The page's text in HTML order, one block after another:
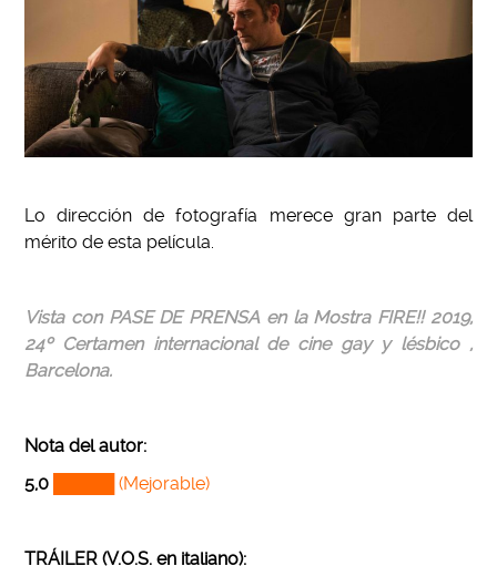
Lo dirección de fotografía merece gran parte del
mérito de esta película.
Vista con PASE DE PRENSA en la Mostra FIRE!! 2019,
24º Certamen internacional de cine gay y lésbico ,
Barcelona.
Nota del autor:
5,0 █████ (Mejorable)
TRÁILER (V.O.S. en italiano):